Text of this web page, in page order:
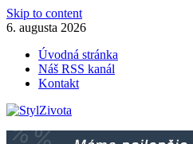
Skip to content
6. augusta 2026
Úvodná stránka
Náš RSS kanál
Kontakt